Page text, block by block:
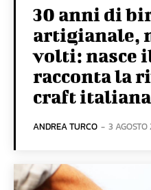
30 anni di
artigianale,
volti: nasce
racconta la
craft italiana
ANDREA TURCO - 3